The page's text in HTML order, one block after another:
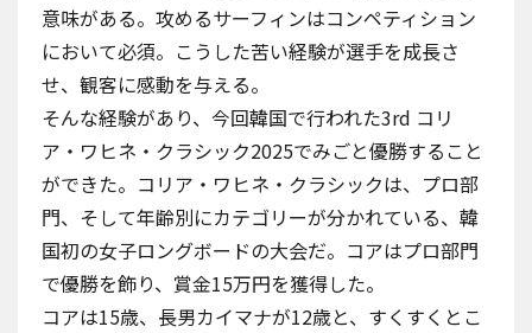
意味がある。攻めるサーフィンはコンペティション
において必須。こうした苦い経験が選手を成長さ
せ、観客に感動を与える。
そんな経験があり、今回韓国で行われた3rd コリ
ア・ワヒネ・クラシック2025でみごと優勝すること
ができた。コリア・ワヒネ・クラシックは、プロ部
門、そして年齢別にカテゴリーが分かれている、韓
国初の女子ロングボードの大会だ。コアはプロ部門
で優勝を飾り、賞金15万円を獲得した。
コアは15歳、長男カイマナが12歳と、すくすくとこ